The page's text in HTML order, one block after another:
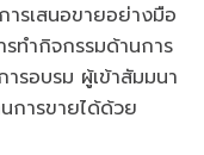
ารเสนอขายอย่างมือ
ำกิจกรรมด้านการ
รอบรม ผู้เข้าสัมมนา
การขายได้ด้วย